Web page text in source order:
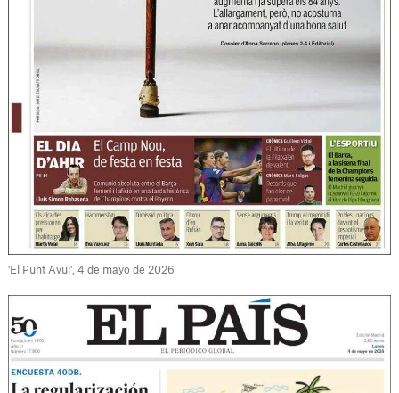
'El Punt Avui', 4 de mayo de 2026